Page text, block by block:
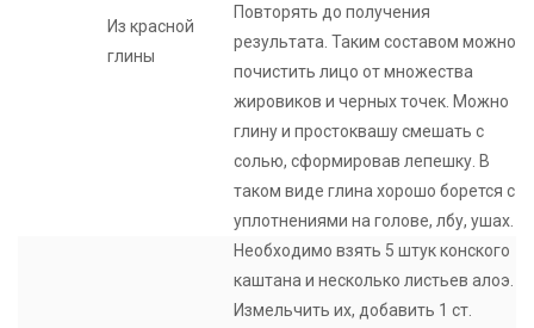
Из красной
глины
Повторять до получения
результата. Таким составом можно
почистить лицо от множества
жировиков и черных точек. Можно
глину и простоквашу смешать с
солью, сформировав лепешку. В
таком виде глина хорошо борется с
уплотнениями на голове, лбу, ушах.
Необходимо взять 5 штук конского
каштана и несколько листьев алоэ.
Измельчить их, добавить 1 ст.